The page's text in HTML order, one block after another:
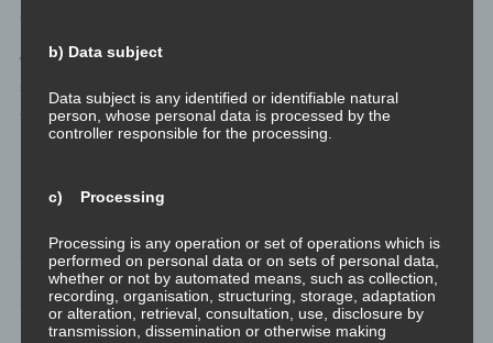
an, so lösen sich alle Luftmaschen, eine nach der anderen, auf.
Wenn wir uns also mit der Emotion beschäftigen – sie verstehen,
sie reflektieren und sie integrieren – tun wir nichts anderes als
am Wollfaden zu ziehen und damit die Kette der belastenden
Ereignisse mit dieser Emotion aufzulösen.
beschrieben. Und lasse ganze Luftmaschenketten von
Emotionen gehen. Einfach so. Diese unbewussten Prozesse
brauchen Wiederholung und damit etwas Zeit. Mache die
Prozesse exakt wie beschrieben und diszipliniert durch, keine
b) Data subject
Data subject is any identified or identifiable natural
person, whose personal data is processed by the
controller responsible for the processing.
c) Processing
Processing is any operation or set of operations which is
performed on personal data or on sets of personal data,
whether or not by automated means, such as collection,
recording, organisation, structuring, storage, adaptation
or alteration, retrieval, consultation, use, disclosure by
transmission, dissemination or otherwise making